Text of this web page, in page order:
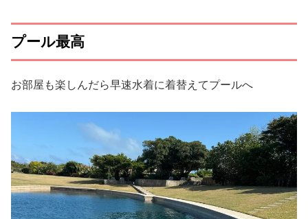
プール最高
お部屋も楽しんだら早速水着に着替えてプールへ